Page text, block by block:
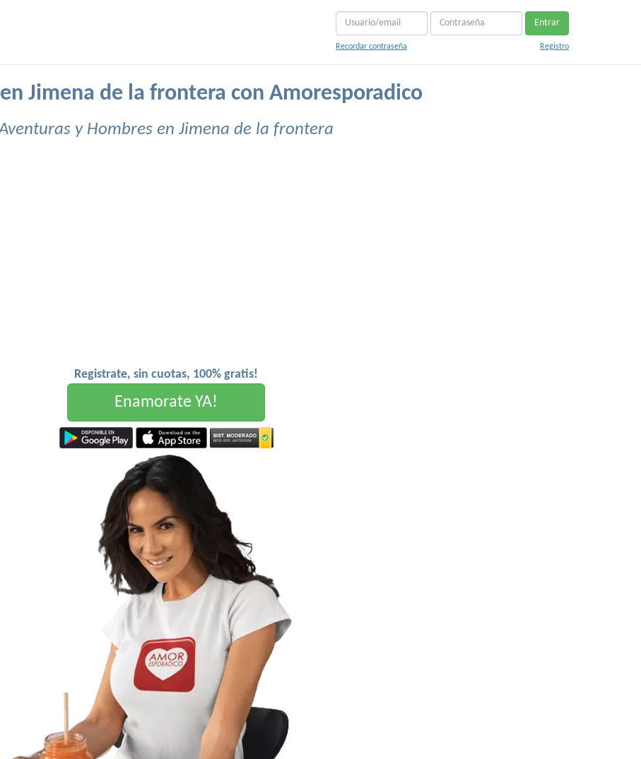
Entrar
Recordar contraseña Registro
Jimena de la frontera con Amoresporadico
y Hombres en Jimena de la frontera
Registrate, sin cuotas, 100% gratis!
Enamorate YA!